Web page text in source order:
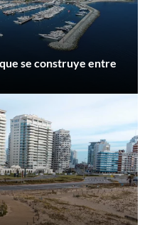
se construye entre